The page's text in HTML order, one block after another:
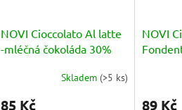
NOVI Cioccolato Al latte
-mléčná čokoláda 30%
produktu
Skladem (>5 ks)
85 Kč
NOVI
produktu
89 Kč